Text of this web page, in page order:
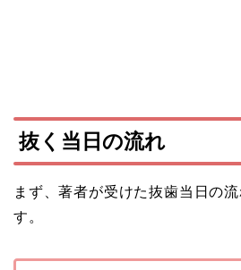
抜く当日の流れ
まず、著者が受けた抜歯当日の
す。